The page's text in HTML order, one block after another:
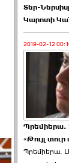
Տեր-
Կարոտի
2019-02-12
Պրեմիերա.
«Թույլ տուր
Պրեմիերա.